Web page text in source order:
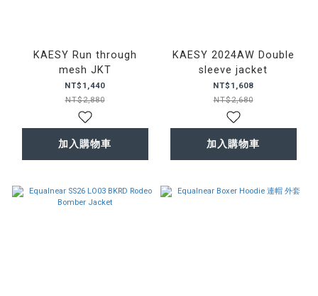
KAESY Run through
mesh JKT
NT$1,440
NT$2,880
加入購物車
KAESY 2024AW Double
sleeve jacket
NT$1,608
NT$2,680
加入購物車